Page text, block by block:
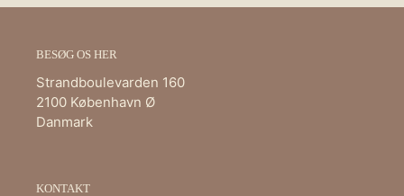
BESØG OS HER
Strandboulevarden 160
2100 København Ø
Danmark
KONTAKT